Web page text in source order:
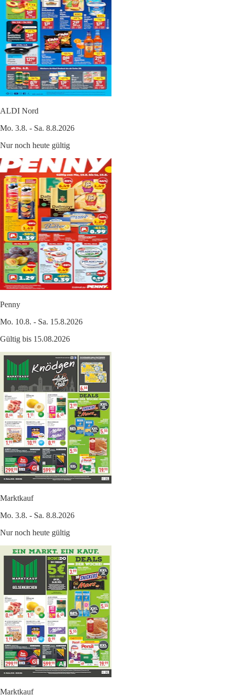
ALDI Nord
Mo. 3.8. - Sa. 8.8.2026
Nur noch heute gültig
Penny
Mo. 10.8. - Sa. 15.8.2026
Gültig bis 15.08.2026
Marktkauf
Mo. 3.8. - Sa. 8.8.2026
Nur noch heute gültig
Marktkauf